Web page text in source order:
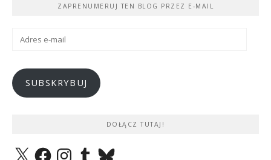
ZAPRENUMERUJ TEN BLOG PRZEZ E-MAIL
Adres
SUBSKRYBUJ
DOŁĄCZ TUTAJ!
X FacebookInstagramTumblrBluesky